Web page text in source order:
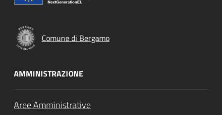
Comune di Bergamo
AMMINISTRAZIONE
Aree Amministrative